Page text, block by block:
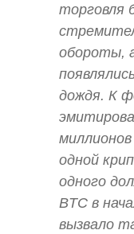
торговля
обороты,
дождя. К
одной
одного
BTC в
вызвало